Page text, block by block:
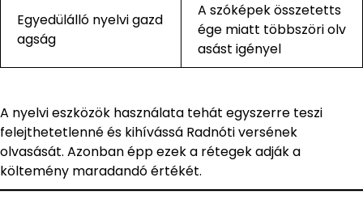
Egyedülálló nyelvi gazd
agság
A szóképek összetetts
ége miatt többszöri olv
asást igényel
A nyelvi eszközök használata tehát egyszerre teszi
felejthetetlenné és kihívássá Radnóti versének
olvasását. Azonban épp ezek a rétegek adják a
költemény maradandó értékét.